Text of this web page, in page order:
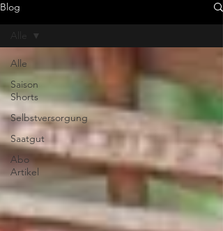
Blog
Alle
Saison
Shorts
Selbstversorgung
Saatgut
Abo
Artikel